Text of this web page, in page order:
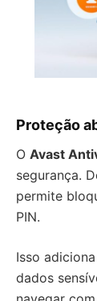
Proteção
O Avast
segurança.
permite
PIN.
Isso
dados